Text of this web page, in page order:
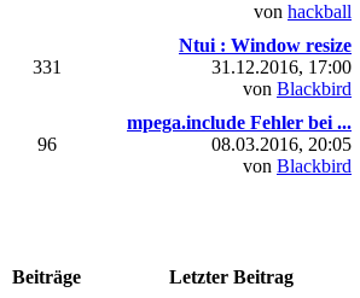
von hackball
331
Ntui : Window resize
31.12.2016, 17:00
von Blackbird
96
mpega.include Fehler bei ...
08.03.2016, 20:05
von Blackbird
Beiträge
Letzter Beitrag